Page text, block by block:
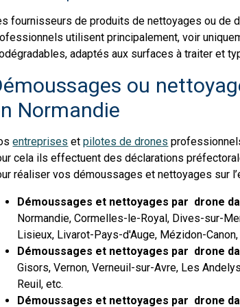
fournisseurs de produits de nettoyages ou de
utilisent principalement, voir
adaptés aux surfaces à traiter et
ou
Normandie
entreprises etpilotes de drones
cela ils effectuent des déclarations
réaliser vos démoussages et nettoyages sur
Démoussages et nettoyages par drone
Normandie, Cormelles-le-Royal, Dives-sur-
Lisieux, Livarot-Pays-d'Auge, Mézidon-
Démoussages et nettoyages par drone
Gisors, Vernon, Verneuil-sur-Avre, Les
Reuil, etc.
Démoussages et nettoyages par drone